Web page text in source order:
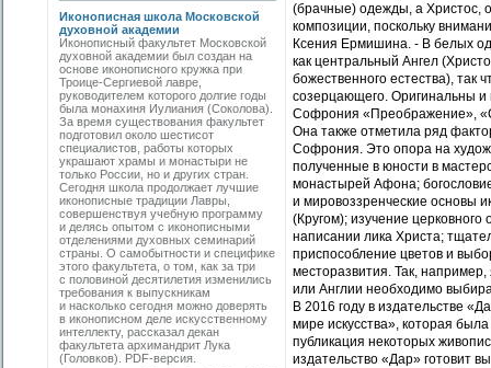
Иконописная школа Московской
духовной академии
Иконописный факультет Московской
духовной академии был создан на
основе иконописного кружка при
Троице-Сергиевой лавре,
руководителем которого долгие годы
была монахиня Иулиания (Соколова).
За время существования факультет
подготовил около шестисот
специалистов, работы которых
украшают храмы и монастыри не
только России, но и других стран.
Сегодня школа продолжает лучшие
иконописные традиции Лавры,
совершенствуя учебную программу
и делясь опытом с иконописными
отделениями духовных семинарий
страны. О самобытности и специфике
этого факультета, о том, как за три
с половиной десятилетия изменились
требования к выпускникам
и насколько сегодня можно доверять
в иконописном деле искусственному
интеллекту, рассказал декан
факультета архимандрит Лука
(Головков). PDF-версия.
(брачные) одежды, а Христос,
композиции, поскольку
Ксения Ермишина. - В белых
как центральный Ангел
божественного естества), так
созерцающего. Оригинальны
Софрония «Преображение»,
Она также отметила ряд
Софрония. Это опора на
полученные в юности в
монастырей Афона;
и мировоззренческие основы
(Кругом); изучение
написании лика Христа;
приспособление цветов и
месторазвития. Так,
или Англии необходимо
В 2016 году в издательстве
мире искусства», которая
публикация некоторых
издательство «Дар» готовит